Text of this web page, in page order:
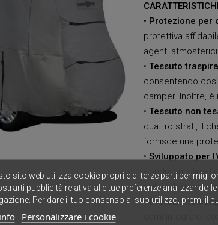
• Protezione per
protettiva
agenti
• Tessuto
consentendo
camper. Inoltre,
• Tessuto non
quattro strati, il
fornisce una
• Sviluppato per
condizioni
del freddo, del
• Protezione
semi-integrale,
sito web utilizza cookie propri e di terze parti per
pubblicità relativa alle tue preferenze analizzando
Per dare il tuo consenso al suo utilizzo, premi il
Personalizzare i cookie